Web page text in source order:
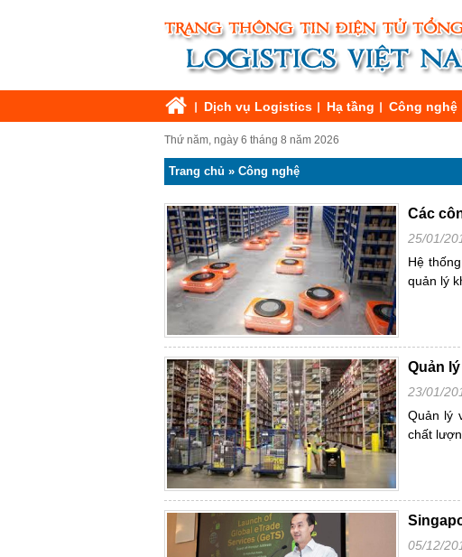
Dịch vụ Logistics Hạ tầng Công nghệ
Thứ năm, ngày 6 tháng 8 năm 2026
Trang chủ » Công nghệ
Các
25/01/
Hệ
quản lý
Quản
23/01/
Quản lý
chất
05/12/